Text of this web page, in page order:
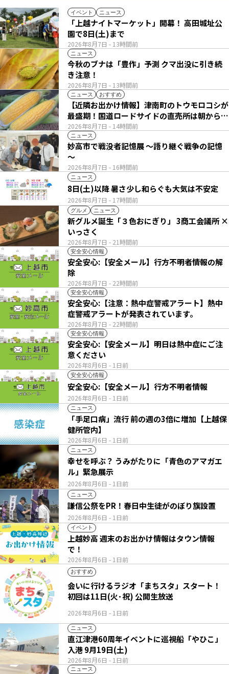
イベント ニュース
2026年8月7日 - 13時間前
「上越ナイトマーケット」開幕！ 高田城址公
園で8日(土)まで
ニュース
2026年8月7日 - 13時間前
今秋のブナは「豊作」予測 クマ出没に引き続
き注意！
ニュース おすすめ
2026年8月7日 - 14時間前
【近隣お出かけ情報】津南町のトウモロコシが
最盛期！国道ロードサイドの直売所は朝から長
い列
ニュース
2026年8月7日 - 16時間前
妙高市で戦没者記憶展 ～語り継ぐ戦争の記憶
～
ニュース
2026年8月7日 - 17時間前
8日(土)以降 暑さ少し和らぐも大気は不安定
グルメ ニュース
2026年8月7日 - 21時間前
新グルメ誕生「３色おにぎり」 3商工会議所 ×
いっさく
安全安心情報
2026年8月7日 - 22時間前
安全安心:【安全メール】行方不明者情報の解
除
安全安心情報
2026年8月7日 - 22時間前
安全安心:【注意：熱中症警戒アラート】熱中
症警戒アラートが発表されています。
安全安心情報
2026年8月6日 - 1日前
安全安心:【安全メール】明日は熱中症にご注
意ください
安全安心情報
2026年8月6日 - 1日前
安全安心:【安全メール】行方不明者情報
ニュース
2026年8月6日 - 1日前
「手足口病」流行 前の週の3倍に増加【上越保
健所管内】
ニュース
2026年8月6日 - 1日前
幸せを呼ぶ？ うみがたりに「青色のアマガエ
ル」緊急展示
ニュース
2026年8月6日 - 1日前
謙信公祭をPR！春日中生徒がのぼり旗設置
イベント
2026年8月6日 - 1日前
上越妙高 週末のお出かけ情報はタウン情報
で！
おすすめ
2026年8月6日 - 1日前
会いに行けるラジオ「まちスタ」スタート！
初回は11日(火･祝) 公開生放送
ニュース
2026年8月6日 - 1日前
直江津港60周年イベントに巡視船「やひこ」
入港 9月19日(土)
ニュース